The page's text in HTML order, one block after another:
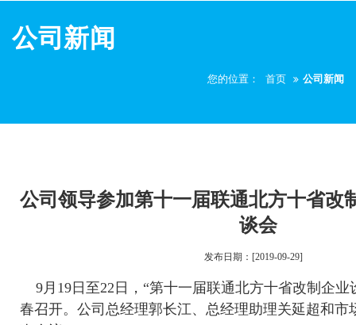
公司新闻
您的位置： 首页 公司新闻